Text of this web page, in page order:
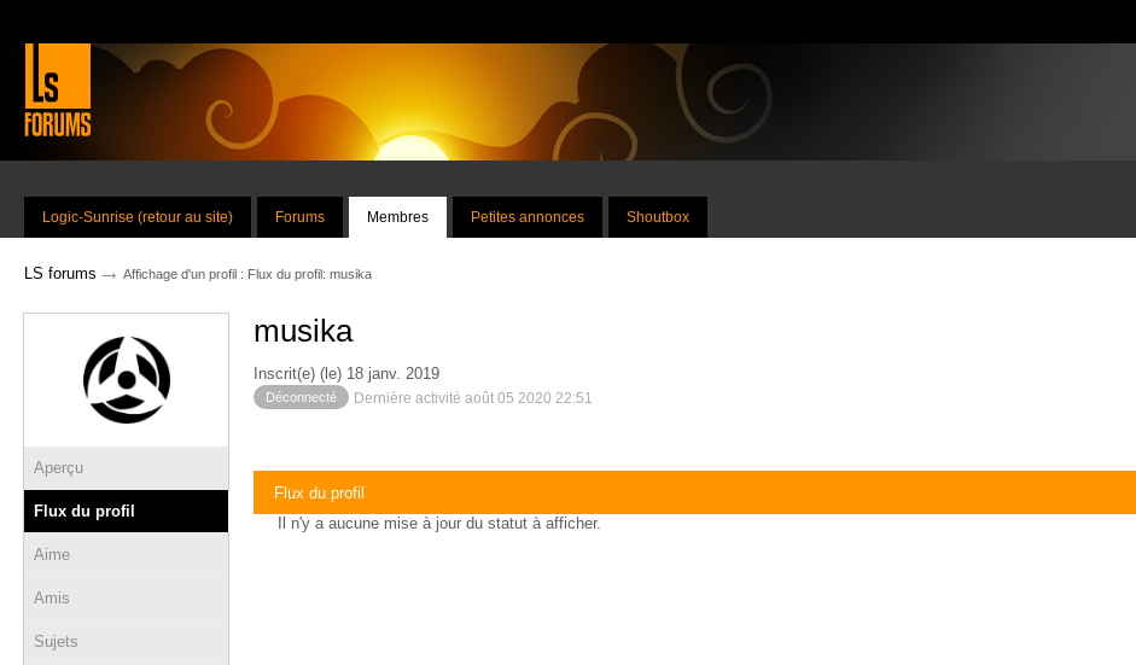
Logic-Sunrise (retour au site) Forums Membres Petites annonces Shoutbox
LS forums → Affichage d'un profil : Flux du profil: musika
Aperçu
Flux du profil
Aime
Amis
Sujets
musika
Inscrit(e) (le) 18 janv. 2019
Déconnecté Dernière activité août 05 2020 22:51
Flux du profil
Il n'y a aucune mise à jour du statut à afficher.